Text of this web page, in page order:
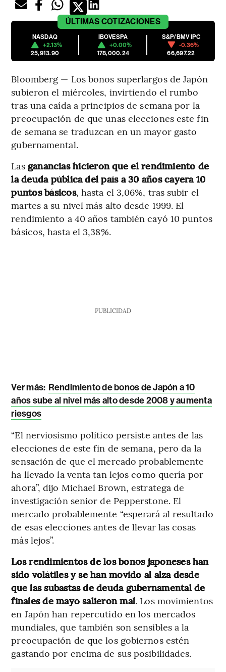
ÚLTIMAS COTIZACIONES
NASDAQ
+2.13%
25,913.90
IBOVESPA
+0.00%
178,000.24
S&P/BMV IPC
-0.36%
66,697.22
Bloomberg — Los bonos superlargos de Japón
subieron el miércoles, invirtiendo el rumbo
tras una caída a principios de semana por la
preocupación de que unas elecciones este fin
de semana se traduzcan en un mayor gasto
gubernamental.
Las ganancias hicieron que el rendimiento de
la deuda pública del país a 30 años cayera 10
puntos básicos, hasta el 3,06%, tras subir el
martes a su nivel más alto desde 1999. El
rendimiento a 40 años también cayó 10 puntos
básicos, hasta el 3,38%.
PUBLICIDAD
Ver más: Rendimiento de bonos de Japón a 10
años sube al nivel más alto desde 2008 y aumenta
riesgos
“El nerviosismo político persiste antes de las
elecciones de este fin de semana, pero da la
sensación de que el mercado probablemente
ha llevado la venta tan lejos como quería por
ahora”, dijo Michael Brown, estratega de
investigación senior de Pepperstone. El
mercado probablemente “esperará al resultado
de esas elecciones antes de llevar las cosas
más lejos”.
Los rendimientos de los bonos japoneses han
sido volátiles y se han movido al alza desde
que las subastas de deuda gubernamental de
finales de mayo salieron mal. Los movimientos
en Japón han repercutido en los mercados
mundiales, que también son sensibles a la
preocupación de que los gobiernos estén
gastando por encima de sus posibilidades.